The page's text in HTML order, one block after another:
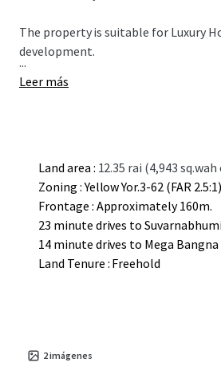
The property is suitable for Luxury
development.
...
Leer más
Land area : 12.35 rai (4,943
Zoning : Yellow Yor.3-62 (FAR 2.5:1)
Frontage : Approximately 160m.
23 minute drives to
14 minute drives to Mega Bangna
Land Tenure : Freehold
2imágenes